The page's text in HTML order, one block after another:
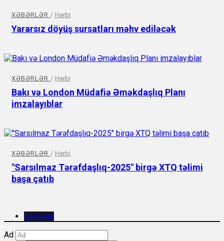
XƏBƏRLƏR / Hərbi
Yararsız döyüş sursatları məhv ediləcək
XƏBƏRLƏR / Hərbi
Bakı və London Müdafiə Əməkdaşlıq Planı
imzalayıblar
XƏBƏRLƏR / Hərbi
"Sarsılmaz Tərəfdaşlıq-2025" birgə XTQ təlimi
başa çatıb
Şərh yaz
Ad